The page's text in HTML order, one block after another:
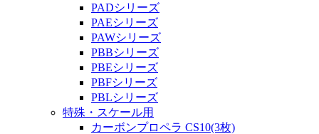
PADシリーズ
PAEシリーズ
PAWシリーズ
PBBシリーズ
PBEシリーズ
PBFシリーズ
PBLシリーズ
特殊・スケール用
カーボンプロペラ CS10(3枚)